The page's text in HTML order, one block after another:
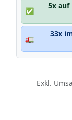
✅
5x auf
🚛
33x
Exkl.